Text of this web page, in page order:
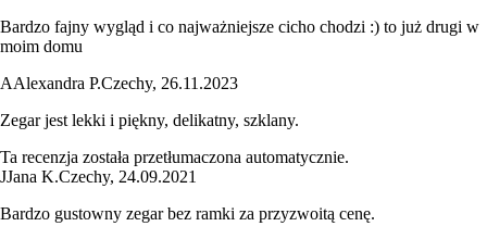
Bardzo fajny wygląd i co najważniejsze cicho chodzi :) to już drugi w
moim domu
AAlexandra P.Czechy, 26.11.2023
Zegar jest lekki i piękny, delikatny, szklany.
Ta recenzja została przetłumaczona automatycznie.
JJana K.Czechy, 24.09.2021
Bardzo gustowny zegar bez ramki za przyzwoitą cenę.